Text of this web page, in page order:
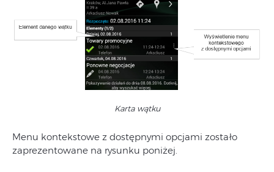
Karta wątku
Menu kontekstowe z dostępnymi opcjami zostało
zaprezentowane na rysunku poniżej.